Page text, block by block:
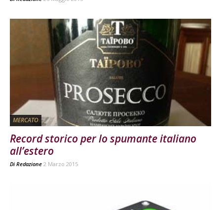
MERCATO
Record storico per lo spumante italiano
all’estero
Di Redazione 2 Marzo 2015